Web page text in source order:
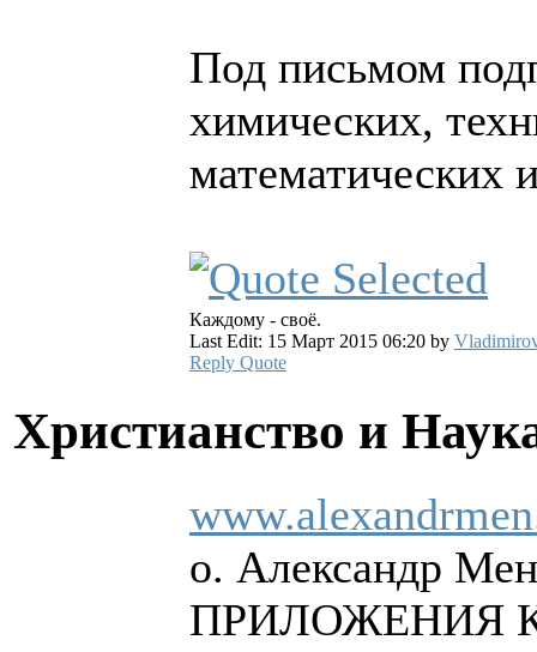
Под письмом
химических,
математических
Каждому - своё.
Last Edit: 15 Март 2015 06:20 by
Reply Quote
Христианство и
о. Александр
ПРИЛОЖЕНИЯ